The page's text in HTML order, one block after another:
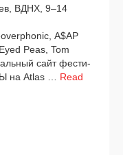
ВДНХ, 9–14
A$AP
Peas, Tom
сайт фести­
на Atlas … Read